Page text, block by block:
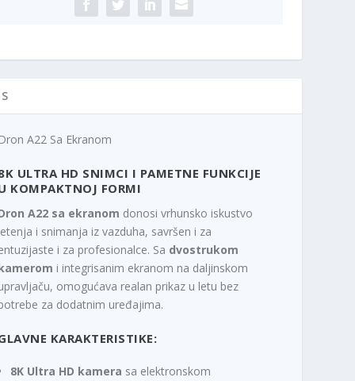
n
j
e
i
a
:
9
.
9
0
0
,
0
0
:
9
0
,
0
0
R
A22 Sa Ekranom
ULTRA HD SNIMCI I PAMETNE FUNKCIJE
KOMPAKTNOJ FORMI
A22 sa ekranom donosi vrhunsko iskustvo
i snimanja iz vazduha, savršen i za
i za profesionalce. Sa dvostrukom
i integrisanim ekranom na daljinskom
omogućava realan prikaz u letu bez
za dodatnim uređajima.
KARAKTERISTIKE:
8K Ultra HD kamera sa elektronskom